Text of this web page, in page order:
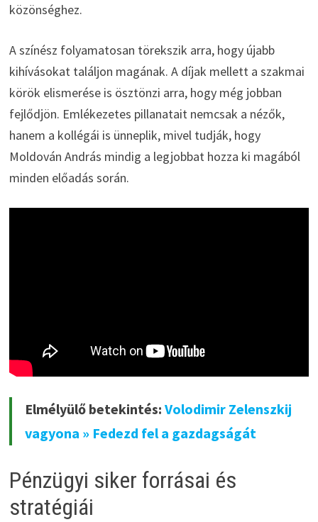
közönséghez.
A színész folyamatosan törekszik arra, hogy újabb
kihívásokat találjon magának. A díjak mellett a szakmai
körök elismerése is ösztönzi arra, hogy még jobban
fejlődjön. Emlékezetes pillanatait nemcsak a nézők,
hanem a kollégái is ünneplik, mivel tudják, hogy
Moldován András mindig a legjobbat hozza ki magából
minden előadás során.
Elmélyülő betekintés: Volodimir Zelenszkij
vagyona » Fedezd fel a gazdagságát
Pénzügyi siker forrásai és
stratégiái